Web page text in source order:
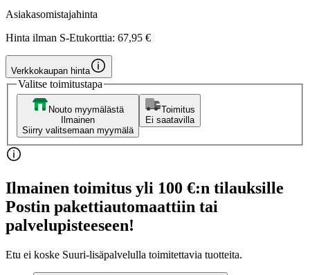
Asiakasomistajahinta
Hinta ilman S-Etukorttia: 67,95 €
Verkkokaupan hinta
Valitse toimitustapa
Nouto myymälästä
Ilmainen
Siirry valitsemaan myymälä
Toimitus
Ei saatavilla
Ilmainen toimitus yli 100 €:n tilauksille
Postin pakettiautomaattiin tai
palvelupisteeseen!
Etu ei koske Suuri‑lisäpalvelulla toimitettavia tuotteita.